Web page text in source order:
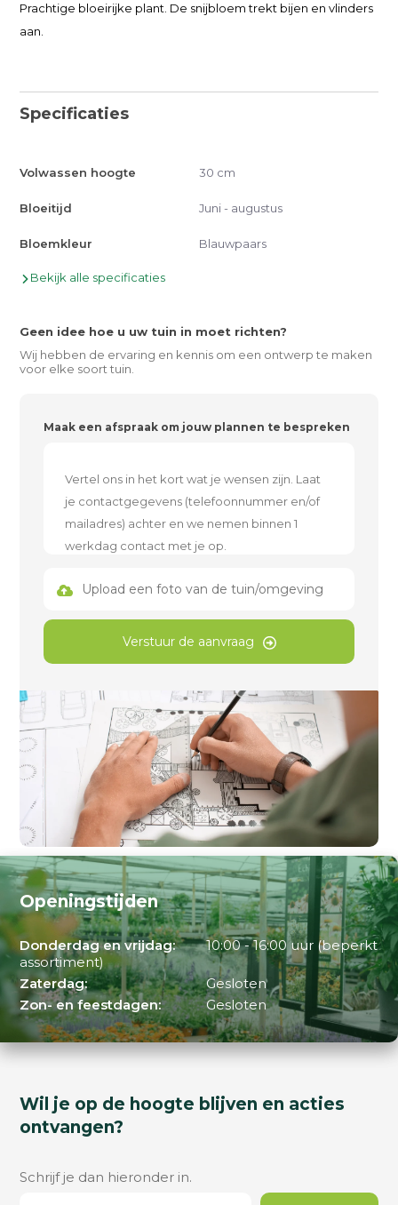
Prachtige bloeirijke plant. De snijbloem trekt bijen en vlinders
aan.
Specificaties
Volwassen hoogte 30 cm
Bloeitijd Juni - augustus
Bloemkleur Blauwpaars
Bekijk alle specificaties
Geen idee hoe u uw tuin in moet richten?
Wij hebben de ervaring en kennis om een ontwerp te maken
voor elke soort tuin.
Maak een afspraak om jouw plannen te bespreken
Upload een foto van de tuin/omgeving
Verstuur de aanvraag
Openingstijden
Donderdag en vrijdag:
10:00 - 16:00 uur (beperkt
assortiment)
Zaterdag:
Gesloten
Zon- en feestdagen:
Gesloten
Wil je op de hoogte blijven en acties
ontvangen?
Schrijf je dan hieronder in.